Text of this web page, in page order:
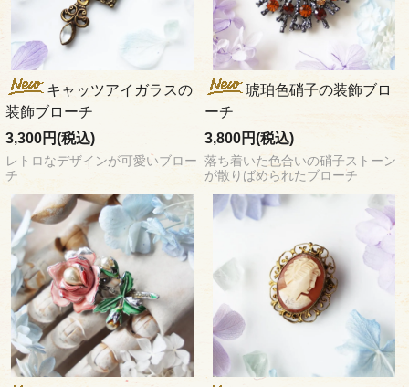
キャッツアイガラスの
装飾ブローチ
3,300円(税込)
レトロなデザインが可愛いブロー
チ
琥珀色硝子の装飾ブロ
ーチ
3,800円(税込)
落ち着いた色合いの硝子ストーン
が散りばめられたブローチ